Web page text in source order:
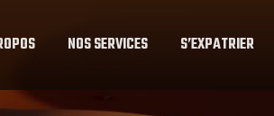
NOS SERVICES S’EXPATRIER